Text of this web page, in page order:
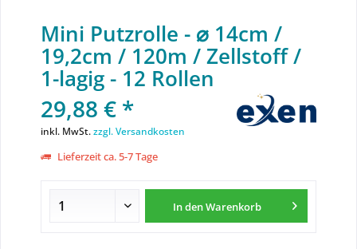
Mini Putzrolle - ⌀ 14cm /
19,2cm / 120m / Zellstoff /
1-lagig - 12 Rollen
29,88 € *
inkl. MwSt.zzgl. Versandkosten
Lieferzeit ca. 5-7 Tage
In denWarenkorb